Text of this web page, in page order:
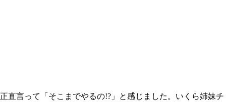
正直言って「そこまでやるの!?」と感じました。いくら姉妹チ